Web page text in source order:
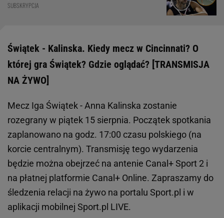
SUBSKRYPCJA
Świątek - Kalinska. Kiedy mecz w Cincinnati? O
której gra Świątek? Gdzie oglądać? [TRANSMISJA
NA ŻYWO]
Mecz Iga Świątek - Anna Kalinska zostanie
rozegrany w piątek 15 sierpnia. Początek spotkania
zaplanowano na godz. 17:00 czasu polskiego (na
korcie centralnym). Transmisję tego wydarzenia
będzie można obejrzeć na antenie Canal+ Sport 2 i
na płatnej platformie Canal+ Online. Zapraszamy do
śledzenia relacji na żywo na portalu Sport.pl i w
aplikacji mobilnej Sport.pl LIVE.